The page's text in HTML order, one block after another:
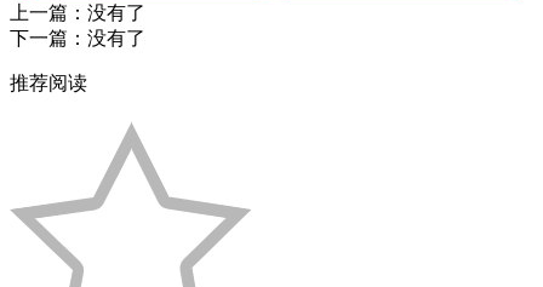
上一篇：没有了
下一篇：没有了
推荐阅读